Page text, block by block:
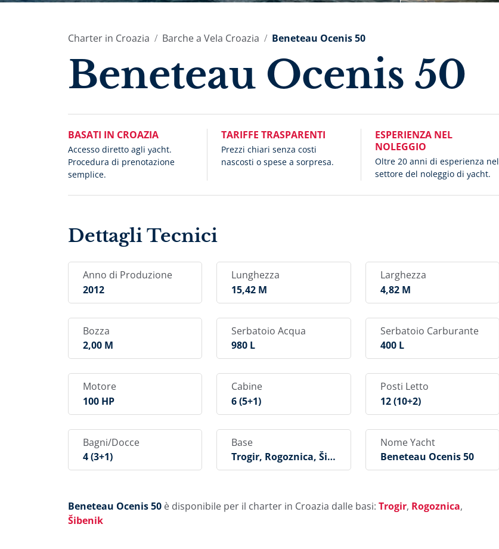
Charter in Croazia Barche a Vela Croazia Beneteau Ocenis 50
Beneteau Ocenis 50
BASATI IN CROAZIA
Accesso diretto agli yacht.
Procedura di prenotazione
semplice.
TARIFFE TRASPARENTI
Prezzi chiari senza costi
nascosti o spese a sorpresa.
ESPERIENZA NEL
NOLEGGIO
Oltre 20 anni di esperienza nel
settore del noleggio di yacht.
Dettagli Tecnici
Anno di Produzione
2012
Lunghezza
15,42 M
Larghezza
4,82 M
Bozza
2,00 M
Serbatoio Acqua
980 L
Serbatoio Carburante
400 L
Motore
100 HP
Cabine
6 (5+1)
Posti Letto
12 (10+2)
Bagni/Docce
4 (3+1)
Base
Trogir, Rogoznica, Šib
Enik
Nome Yacht
Beneteau Ocenis 50
Beneteau Ocenis 50 è disponibile per il charter in Croazia dalle basi: Trogir, Rogoznica,
Šibenik